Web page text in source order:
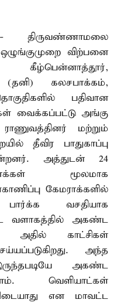
திருவண்ணாமலை
விற்பனை
(தனி) கலசபாக்கம்,
பதிவான
வைக்கப்பட்டு அங்கு
மற்றும்
தீவிர பாதுகாப்பு
அத்துடன் 24
மூலமாக
கேமராக்களில்
வசதியாக
வளாகத்தில் அகண்ட
அதில் காட்சிகள்
அந்த
அகண்ட
வெளியாட்கள்
என மாவட்ட